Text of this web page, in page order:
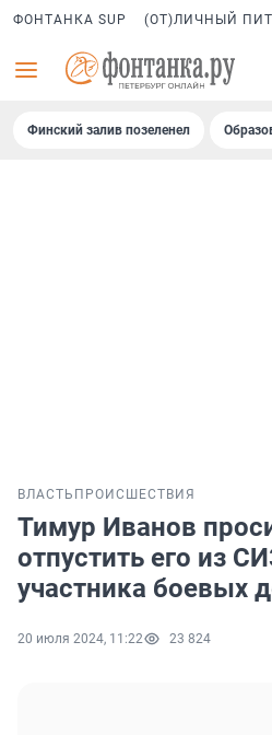
ФОНТАНКА SUP (ОТ)ЛИЧНЫЙ
Финский залив позеленел
ВЛАСТЬ ПРОИСШЕСТВИЯ
Тимур Иванов
отпустить его из
участника боевых
20 июля 2024, 11:22 23 824